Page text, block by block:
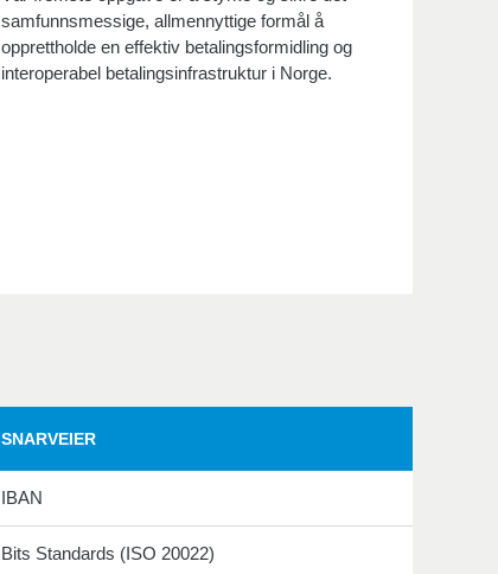
samfunnsmessige, allmennyttige formål å
opprettholde en effektiv betalingsformidling og
interoperabel betalingsinfrastruktur i Norge.
SNARVEIER
IBAN
Bits Standards (ISO 20022)